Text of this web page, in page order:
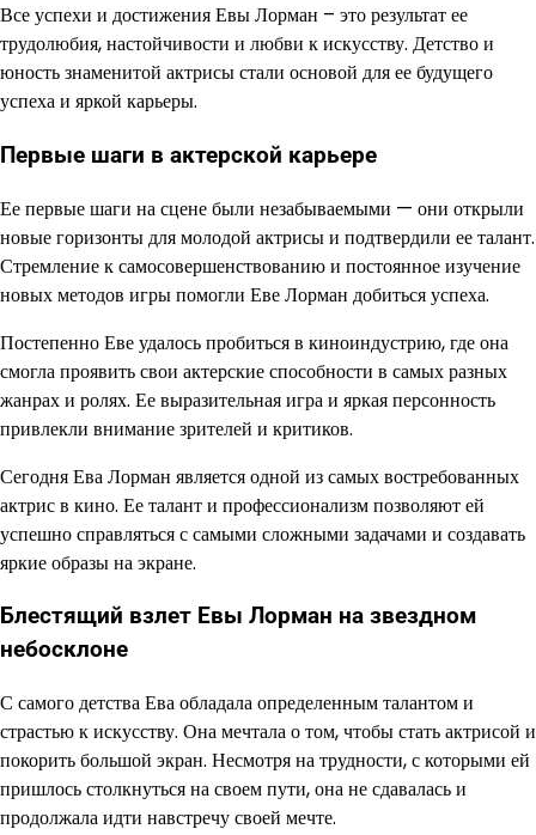
Все успехи и достижения Евы Лорман – это результат ее
трудолюбия, настойчивости и любви к искусству. Детство и
юность знаменитой актрисы стали основой для ее будущего
успеха и яркой карьеры.
Первые шаги в актерской карьере
Ее первые шаги на сцене были незабываемыми — они открыли
новые горизонты для молодой актрисы и подтвердили ее талант.
Стремление к самосовершенствованию и постоянное изучение
новых методов игры помогли Еве Лорман добиться успеха.
Постепенно Еве удалось пробиться в киноиндустрию, где она
смогла проявить свои актерские способности в самых разных
жанрах и ролях. Ее выразительная игра и яркая персонность
привлекли внимание зрителей и критиков.
Сегодня Ева Лорман является одной из самых востребованных
актрис в кино. Ее талант и профессионализм позволяют ей
успешно справляться с самыми сложными задачами и создавать
яркие образы на экране.
Блестящий взлет Евы Лорман на звездном
небосклоне
С самого детства Ева обладала определенным талантом и
страстью к искусству. Она мечтала о том, чтобы стать актрисой и
покорить большой экран. Несмотря на трудности, с которыми ей
пришлось столкнуться на своем пути, она не сдавалась и
продолжала идти навстречу своей мечте.